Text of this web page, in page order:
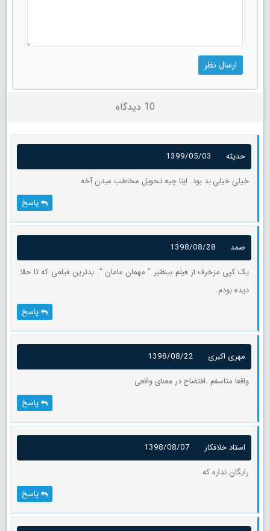
10 دیدگاه
حدیثه
1399/05/03
خیلی خیلی بد بود. اینا چیه تحویل مخاطب میدن آخه
پاسخ
صمد
1398/08/28
یک کپی مزخرف از فیلم بینظیر ” مهمان مامان “. بدترین فیلمی که تا حالا
دیده بودم.
پاسخ
مهری اکبری
1398/08/22
واقعا متاسفم .افتضاح در معنای واقعی
پاسخ
استاد خلافکار
1398/08/07
رایگان نداره که
پاسخ